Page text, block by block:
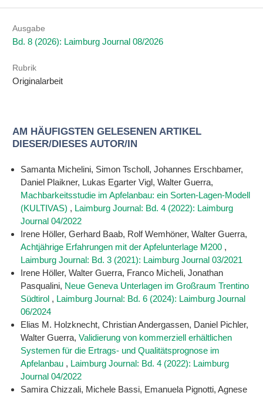
Ausgabe
Bd. 8 (2026): Laimburg Journal 08/2026
Rubrik
Originalarbeit
AM HÄUFIGSTEN GELESENEN ARTIKEL
DIESER/DIESES AUTOR/IN
Samanta Michelini, Simon Tscholl, Johannes Erschbamer,
Daniel Plaikner, Lukas Egarter Vigl, Walter Guerra,
Machbarkeitsstudie im Apfelanbau: ein Sorten-Lagen-Modell
(KULTIVAS) , Laimburg Journal: Bd. 4 (2022): Laimburg
Journal 04/2022
Irene Höller, Gerhard Baab, Rolf Wemhöner, Walter Guerra,
Achtjährige Erfahrungen mit der Apfelunterlage M200 ,
Laimburg Journal: Bd. 3 (2021): Laimburg Journal 03/2021
Irene Höller, Walter Guerra, Franco Micheli, Jonathan
Pasqualini, Neue Geneva Unterlagen im Großraum Trentino
Südtirol , Laimburg Journal: Bd. 6 (2024): Laimburg Journal
06/2024
Elias M. Holzknecht, Christian Andergassen, Daniel Pichler,
Walter Guerra,Validierung von kommerziell erhältlichen
Systemen für die Ertrags- und Qualitätsprognose im
Apfelanbau , Laimburg Journal: Bd. 4 (2022): Laimburg
Journal 04/2022
Samira Chizzali, Michele Bassi, Emanuela Pignotti, Agnese